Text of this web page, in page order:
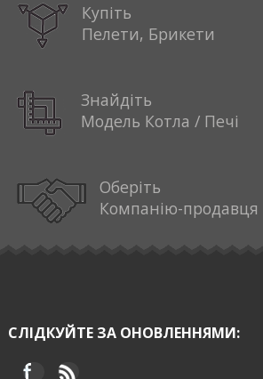
Купіть
Пелети, Брикети
Знайдіть
Модель Котла / Печі
Оберіть
Компанію-продавця
СЛІДКУЙТЕ ЗА ОНОВЛЕННЯМИ: